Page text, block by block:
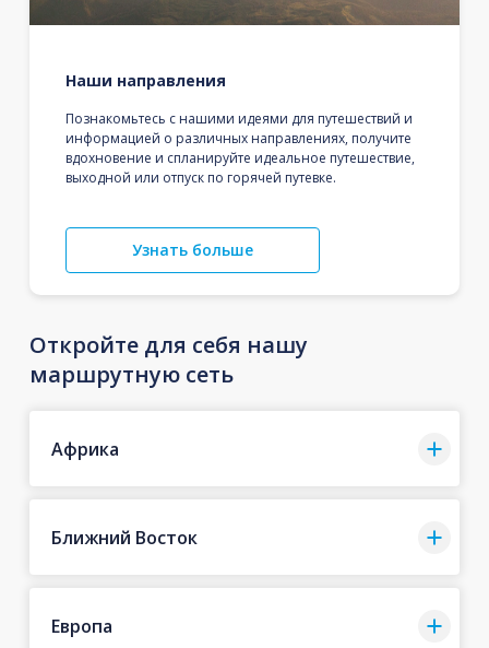
Наши направления
Познакомьтесь с нашими идеями для путешествий и
информацией о различных направлениях, получите
вдохновение и спланируйте идеальное путешествие,
выходной или отпуск по горячей путевке.
Узнать больше
Откройте для себя нашу
маршрутную сеть
Африка
Ближний Восток
Европа